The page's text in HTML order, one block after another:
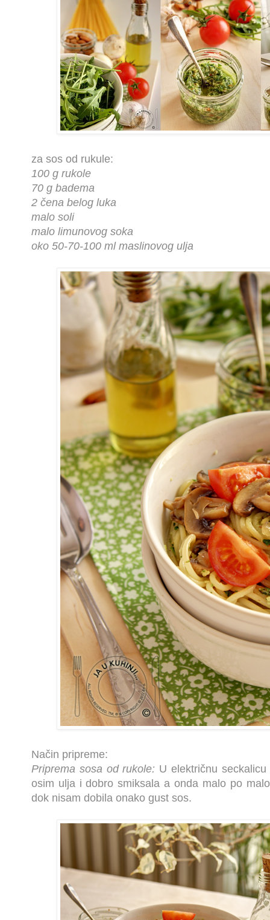
za sos od rukule:
100 g rukole
70 g badema
2 čena belog luka
malo soli
malo limunovog soka
oko 50-70-100 ml maslinovog ulja
Način pripreme:
Priprema sosa od rukole: U električnu
osim ulja i dobro smiksala a onda malo po
dok nisam dobila onako gust sos.